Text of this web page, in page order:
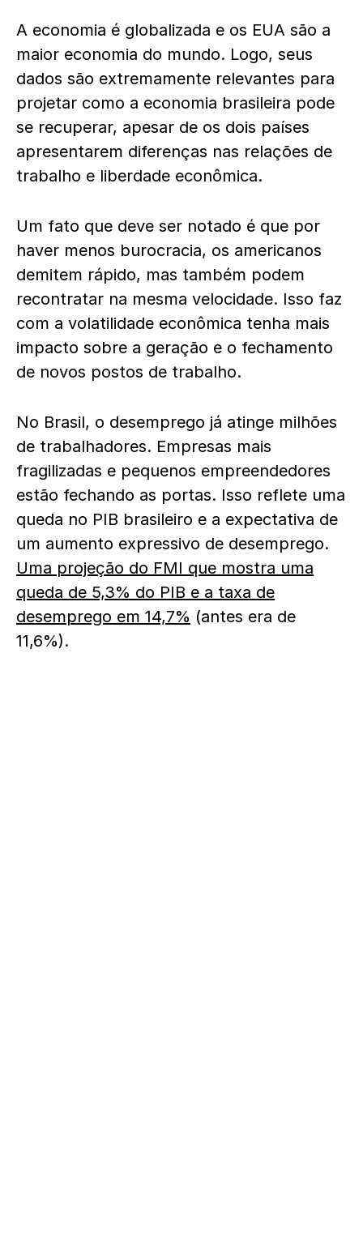
A economia é globalizada e os EUA são a
maior economia do mundo. Logo, seus
dados são extremamente relevantes para
projetar como a economia brasileira pode
se recuperar, apesar de os dois países
apresentarem diferenças nas relações de
trabalho e liberdade econômica.
Um fato que deve ser notado é que por
haver menos burocracia, os americanos
demitem rápido, mas também podem
recontratar na mesma velocidade. Isso faz
com a volatilidade econômica tenha mais
impacto sobre a geração e o fechamento
de novos postos de trabalho.
No Brasil, o desemprego já atinge milhões
de trabalhadores. Empresas mais
fragilizadas e pequenos empreendedores
estão fechando as portas. Isso reflete uma
queda no PIB brasileiro e a expectativa de
um aumento expressivo de desemprego.
Uma projeção do FMI que mostra uma
queda de 5,3% do PIB e a taxa de
desemprego em 14,7% (antes era de
11,6%).